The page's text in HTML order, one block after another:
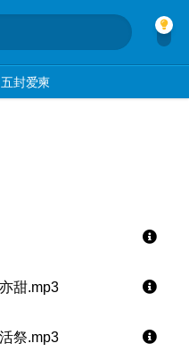
五封爱柬
甜.mp3
祭.mp3